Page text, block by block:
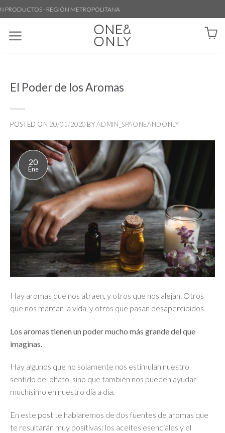
- REGIÓN METROPOLITANA
El Poder de los Aromas
POSTED ON 20/01/2020 BYADMIN_SPAONEANDONLY
20
Ene
Hay aromas que nos atraen, y otros que nos alejan. Otros
que nos marcan la vida, y otros que pasan desapercibidos.
Los aromas tienen un poder mucho más grande del que
imaginas.
Hay algunos que no solamente nos estimulan nuestro
sentido del olfato, sino que también nos pueden ayudar
muchísimo en nuestro día a día.
En este post te hablaremos de dos fuentes de aromas que
te resultarán muy positivas: los aceites esenciales y el